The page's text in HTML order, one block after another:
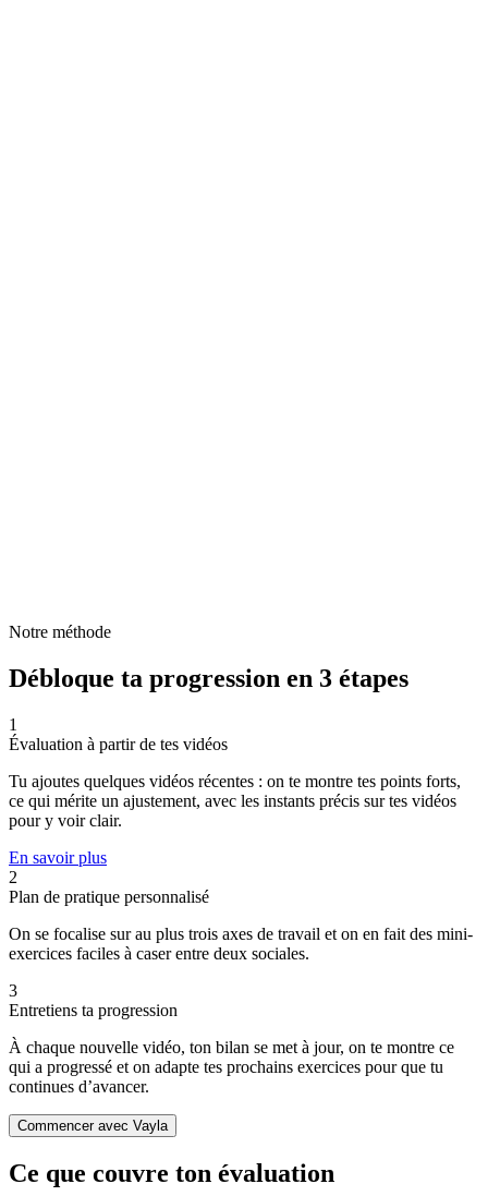
transforme en véritable progrès.
Notre méthode
Débloque ta progression en 3 étapes
1
Évaluation à partir de tes vidéos
Tu ajoutes quelques vidéos récentes : on te montre tes points forts,
ce qui mérite un ajustement, avec les instants précis sur tes vidéos
pour y voir clair.
En savoir plus
2
Plan de pratique personnalisé
On se focalise sur au plus trois axes de travail et on en fait des mini-
exercices faciles à caser entre deux sociales.
3
Entretiens ta progression
À chaque nouvelle vidéo, ton bilan se met à jour, on te montre ce
qui a progressé et on adapte tes prochains exercices pour que tu
continues d’avancer.
Commencer avec Vayla
Ce que couvre ton évaluation